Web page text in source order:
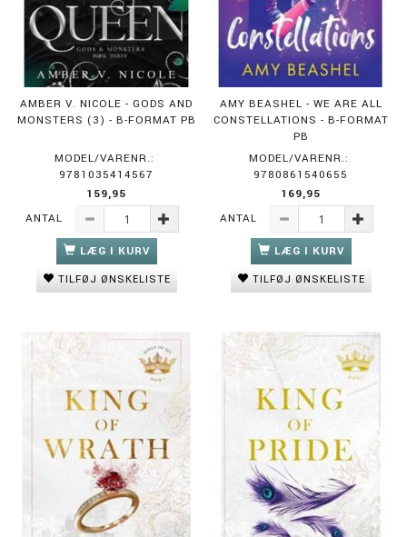
AMBER V. NICOLE - GODS AND
MONSTERS (3) - B-FORMAT PB
MODEL/VARENR.:
9781035414567
159,95
ANTAL
LÆG I KURV
TILFØJ ØNSKELISTE
AMY BEASHEL - WE ARE ALL
CONSTELLATIONS - B-FORMAT
PB
MODEL/VARENR.:
9780861540655
169,95
ANTAL
LÆG I KURV
TILFØJ ØNSKELISTE